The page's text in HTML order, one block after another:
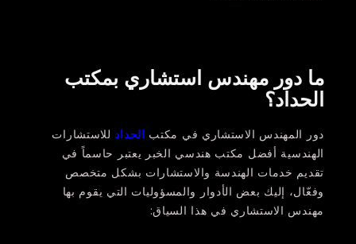
ما دور مهندس استشاري بمكتب
الحداد؟
دور المهندس الاستشاري في مكتب الحدادللاستشارات
الهندسية أفضل مكتب هندسي الخبر يعتبر حاسماً في
تقديم خدمات الهندسة والاستشارات بشكل متخصص
وفعّال، إليك بعض الأدوار والمسؤوليات التي يقوم بها
مهندس الاستشاري في هذا السياق: